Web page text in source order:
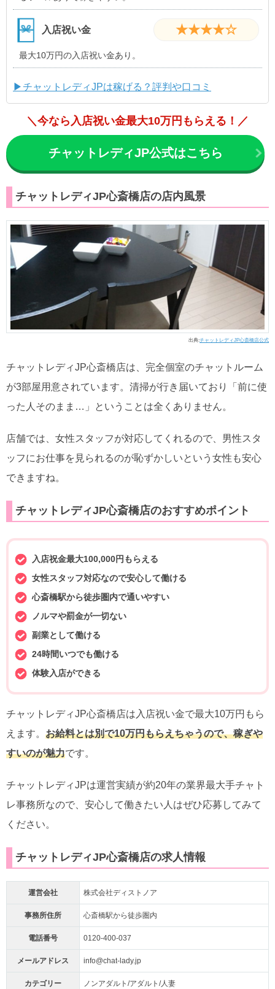
入店祝い金 ★★★★☆
最大10万円の入店祝い金あり。
▶チャットレディJPは稼げる？評判や口コミ
＼今なら入店祝い金最大10万円もらえる！／
チャットレディJP公式はこちら
チャットレディJP心斎橋店の店内風景
出典:チャットレディJP心斎橋店公式
チャットレディJP心斎橋店は、完全個室のチャットルーム
が3部屋用意されています。清掃が行き届いており「前に使
った人そのまま…」ということは全くありません。
店舗では、女性スタッフが対応してくれるので、男性スタ
ッフにお仕事を見られるのが恥ずかしいという女性も安心
できますね。
チャットレディJP心斎橋店のおすすめポイント
入店祝金最大100,000円もらえる
女性スタッフ対応なので安心して働ける
心斎橋駅から徒歩圏内で通いやすい
ノルマや罰金が一切ない
副業として働ける
24時間いつでも働ける
体験入店ができる
チャットレディJP心斎橋店は入店祝い金で最大10万円もら
えます。 お給料とは別で10万円もらえちゃうので、稼ぎや
すいのが魅力です。
チャットレディJPは運営実績が約20年の業界最大手チャト
レ事務所なので、安心して働きたい人はぜひ応募してみて
ください。
チャットレディJP心斎橋店の求人情報
運営会社 株式会社ディストノア
事務所住所 心斎橋駅から徒歩圏内
電話番号 0120-400-037
メールアドレス info@chat-lady.jp
カテゴリー ノンアダルト/アダルト/人妻